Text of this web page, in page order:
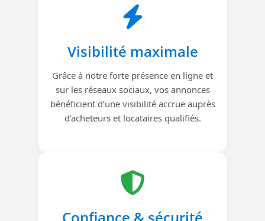
Visibilité maximale
Grâce à notre forte présence en ligne et
sur les réseaux sociaux, vos annonces
bénéficient d’une visibilité accrue auprès
d’acheteurs et locataires qualifiés.
Confiance & sécurité